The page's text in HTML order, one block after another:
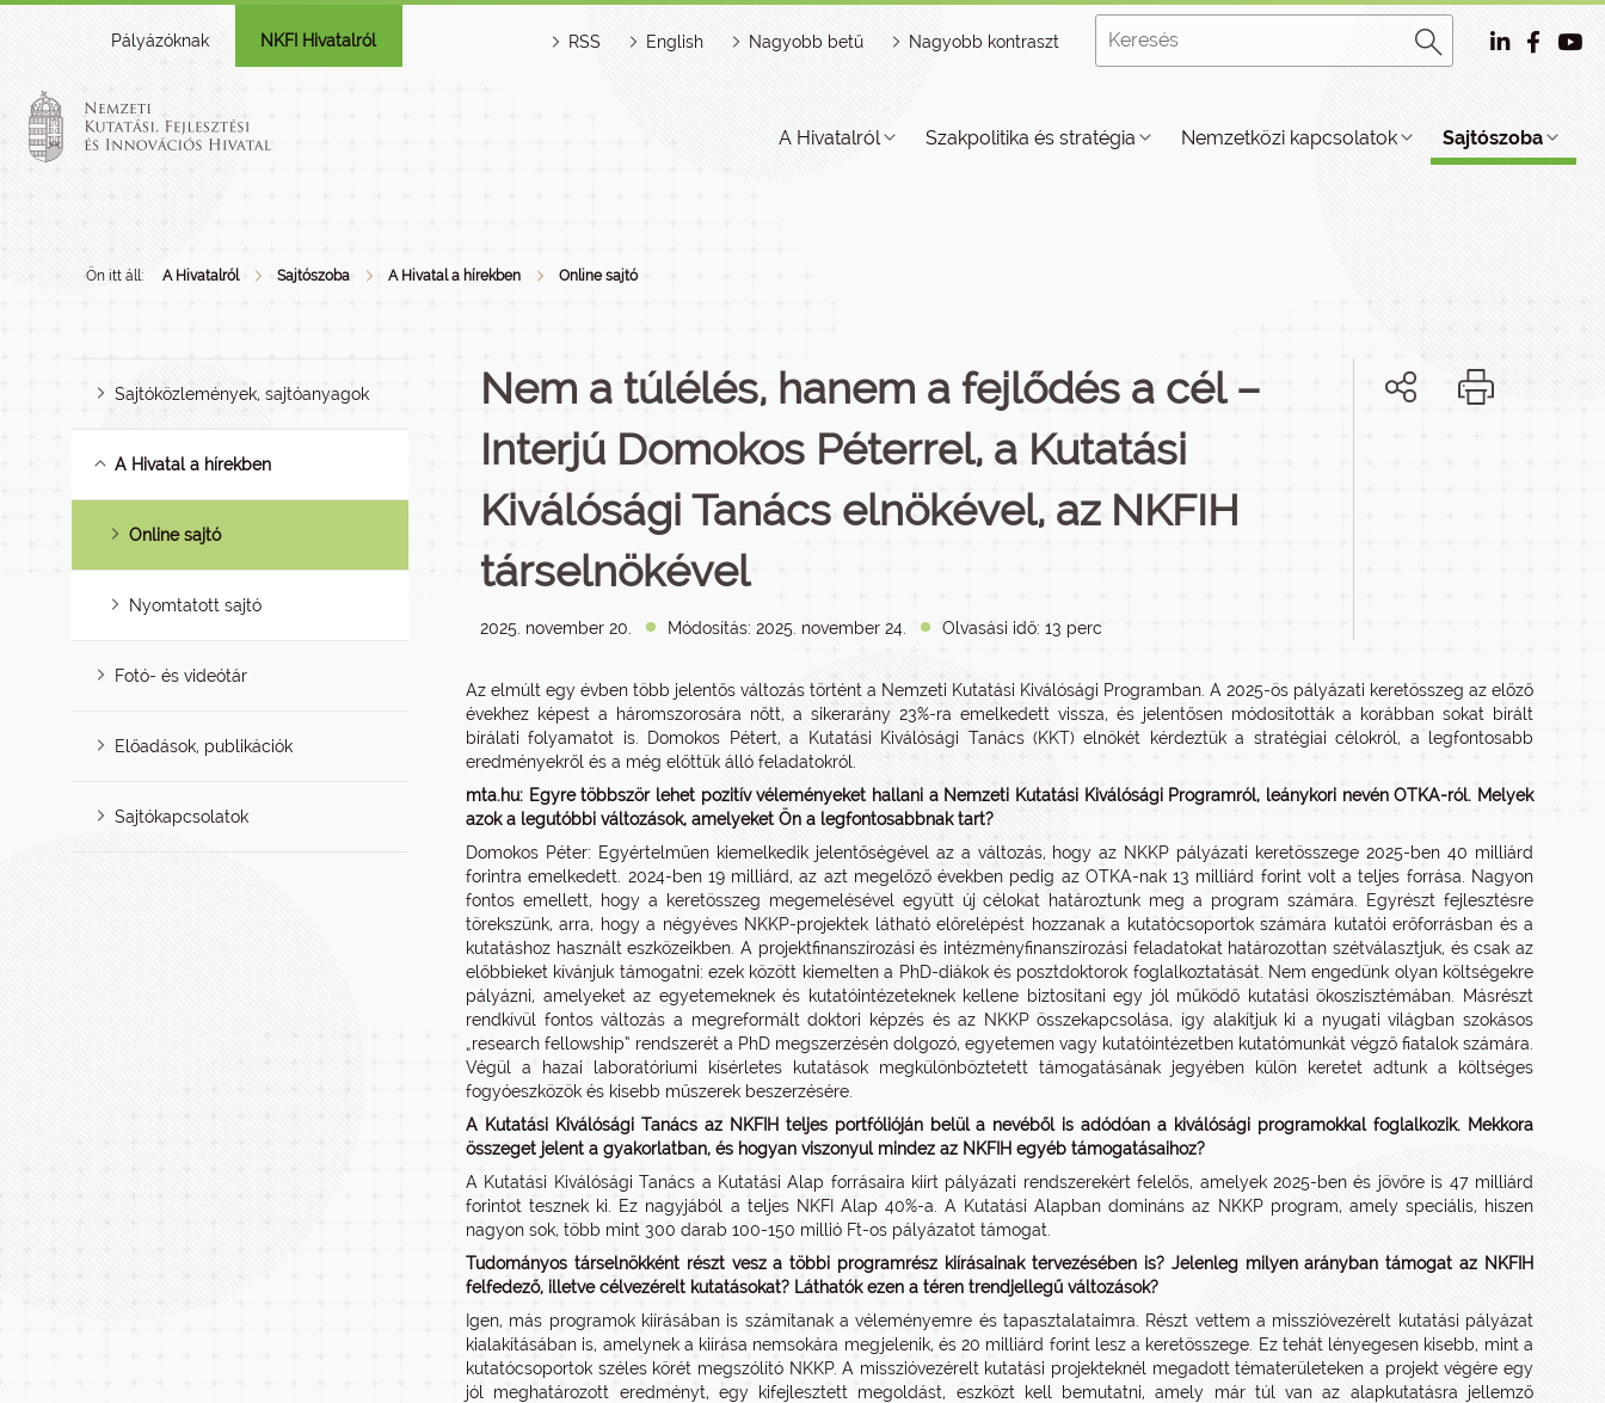
Pályázóknak NKFI Hivatalról RSS English Nagyobb betű Nagyobb kontraszt
A Hivatalról Szakpolitika és stratégia Nemzetközi kapcsolatok Sajtószoba
Ön itt áll: A Hivatalról Sajtószoba A Hivatal a hírekben Online sajtó
Sajtóközlemények, sajtóanyagok
A Hivatal a hírekben
Online sajtó
Nyomtatott sajtó
Fotó- és videótár
Előadások, publikációk
Sajtókapcsolatok
Nem a túlélés, hanem a fejlődés a cél –
Interjú Domokos Péterrel, a Kutatási
Kiválósági Tanács elnökével, az NKFIH
társelnökével
2025. november 20. Módosítás: 2025. november 24. Olvasási idő: 13 perc
Az elmúlt egy évben több jelentős változás történt a Nemzeti Kutatási Kiválósági Programban. A 2025-ös pályázati keretösszeg az előző
évekhez képest a háromszorosára nőtt, a sikerarány 23%-ra emelkedett vissza, és jelentősen módosították a korábban sokat bírált
bírálati folyamatot is. Domokos Pétert, a Kutatási Kiválósági Tanács (KKT) elnökét kérdeztük a stratégiai célokról, a legfontosabb
eredményekről és a még előttük álló feladatokról.
mta.hu: Egyre többször lehet pozitív véleményeket hallani a Nemzeti Kutatási Kiválósági Programról, leánykori nevén OTKA-ról. Melyek
azok a legutóbbi változások, amelyeket Ön a legfontosabbnak tart?
Domokos Péter: Egyértelműen kiemelkedik jelentőségével az a változás, hogy az NKKP pályázati keretösszege 2025-ben 40 milliárd
forintra emelkedett. 2024-ben 19 milliárd, az azt megelőző években pedig az OTKA-nak 13 milliárd forint volt a teljes forrása. Nagyon
fontos emellett, hogy a keretösszeg megemelésével együtt új célokat határoztunk meg a program számára. Egyrészt fejlesztésre
törekszünk, arra, hogy a négyéves NKKP-projektek látható előrelépést hozzanak a kutatócsoportok számára kutatói erőforrásban és a
kutatáshoz használt eszközeikben. A projektfinanszírozási és intézményfinanszírozási feladatokat határozottan szétválasztjuk, és csak az
előbbieket kívánjuk támogatni: ezek között kiemelten a PhD-diákok és posztdoktorok foglalkoztatását. Nem engedünk olyan költségekre
pályázni, amelyeket az egyetemeknek és kutatóintézeteknek kellene biztosítani egy jól működő kutatási ökoszisztémában. Másrészt
rendkívül fontos változás a megreformált doktori képzés és az NKKP összekapcsolása, így alakítjuk ki a nyugati világban szokásos
„research fellowship” rendszerét a PhD megszerzésén dolgozó, egyetemen vagy kutatóintézetben kutatómunkát végző fiatalok számára.
Végül a hazai laboratóriumi kísérletes kutatások megkülönböztetett támogatásának jegyében külön keretet adtunk a költséges
fogyóeszközök és kisebb műszerek beszerzésére.
A Kutatási Kiválósági Tanács az NKFIH teljes portfólióján belül a nevéből is adódóan a kiválósági programokkal foglalkozik. Mekkora
összeget jelent a gyakorlatban, és hogyan viszonyul mindez az NKFIH egyéb támogatásaihoz?
A Kutatási Kiválósági Tanács a Kutatási Alap forrásaira kiírt pályázati rendszerekért felelős, amelyek 2025-ben és jövőre is 47 milliárd
forintot tesznek ki. Ez nagyjából a teljes NKFI Alap 40%-a. A Kutatási Alapban domináns az NKKP program, amely speciális, hiszen
nagyon sok, több mint 300 darab 100-150 millió Ft-os pályázatot támogat.
Tudományos társelnökként részt vesz a többi programrész kiírásainak tervezésében is? Jelenleg milyen arányban támogat az NKFIH
felfedező, illetve célvezérelt kutatásokat? Láthatók ezen a téren trendjellegű változások?
Igen, más programok kiírásában is számítanak a véleményemre és tapasztalataimra. Részt vettem a misszióvezérelt kutatási pályázat
kialakításában is, amelynek a kiírása nemsokára megjelenik, és 20 milliárd forint lesz a keretösszege. Ez tehát lényegesen kisebb, mint a
kutatócsoportok széles körét megszólító NKKP. A misszióvezérelt kutatási projekteknél megadott tématerületeken a projekt végére egy
jól meghatározott eredményt, egy kifejlesztett megoldást, eszközt kell bemutatni, amely már túl van az alapkutatásra jellemző